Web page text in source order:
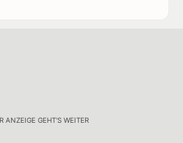
ANZEIGE GEHT'S WEITER